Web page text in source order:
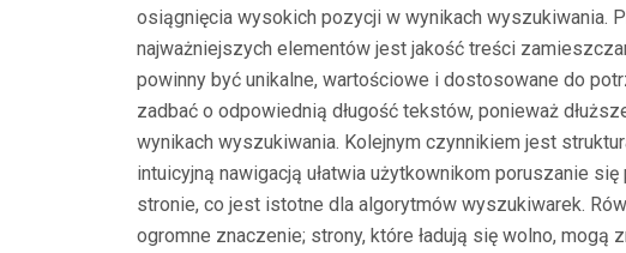
osiągnięcia wysokich pozycji w wynikach wyszukiwania.
najważniejszych elementów jest jakość treści
powinny być unikalne, wartościowe i dostosowane do
zadbać o odpowiednią długość tekstów, ponieważ
wynikach wyszukiwania. Kolejnym czynnikiem jest
intuicyjną nawigacją ułatwia użytkownikom poruszanie
stronie, co jest istotne dla algorytmów wyszukiwarek.
ogromne znaczenie; strony, które ładują się wolno,